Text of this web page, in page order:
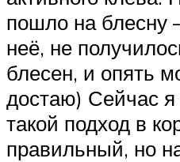
пошло на блесну
неё, не
блесен, и опять
достаю) Сейчас
такой подход в
правильный, но